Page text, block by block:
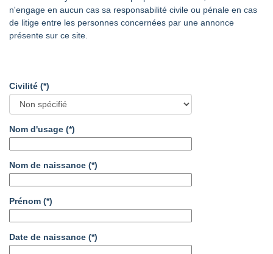
n'engage en aucun cas sa responsabilité civile ou pénale en cas
de litige entre les personnes concernées par une annonce
présente sur ce site.
Civilité (*)
Nom d'usage (*)
Nom de naissance (*)
Prénom (*)
Date de naissance (*)